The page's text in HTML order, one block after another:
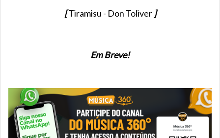
[Tiramisu - Don Toliver]
Em Breve!